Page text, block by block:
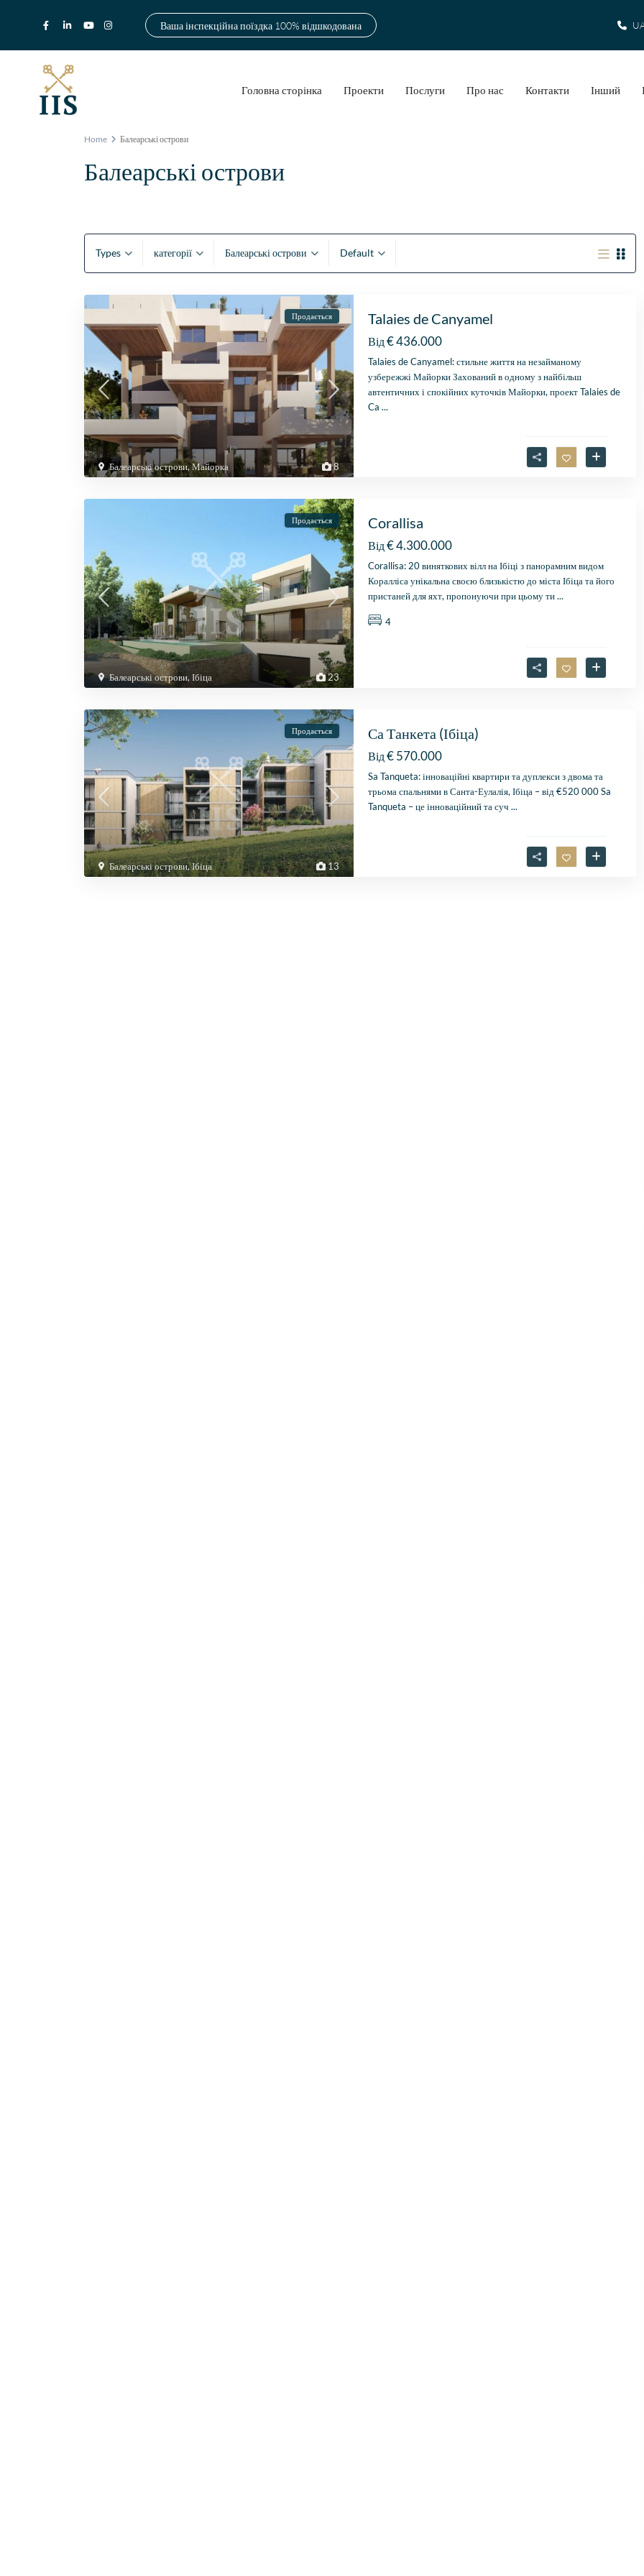
Ваша інспекційна поїздка 100% відшкодована
Головна сторінка Проекти Послуги Про нас Контакти Інший
Home Балеарські острови
Балеарські острови
Types категорії Балеарські острови Default
8
Балеарські острови,Майорка
Продається Talaies de Canyamel
Від€ 436.000
Talaies de Canyamel: стильне життя на незайманому
узбережжі Майорки Захований в одному з найбільш
автентичних і спокійних куточків Майорки, проект Talaies de
Ca ...
23
Балеарські острови, Ібіца
Продається Corallisa
Від€ 4.300.000
Corallisa: 20 виняткових вілл на Ібіці з панорамним видом
Коралліса унікальна своєю близькістю до міста Ібіца та його
пристаней для яхт, пропонуючи при цьому ти...
4
13
Балеарські острови,Ібіца
Продається Са Танкета (Ібіца)
Від€ 570.000
Sa Tanqueta: інноваційні квартири та дуплекси з двома та
трьома спальнями в Санта-Еулалія, Ібіца – від €520 000 Sa
Tanqueta – це інноваційний та суч ...
Zeer goede service en
uitstekende
Er werd echt de tijd
vastgoedmakelaar, heb
mijn droomhuis
Lees verder